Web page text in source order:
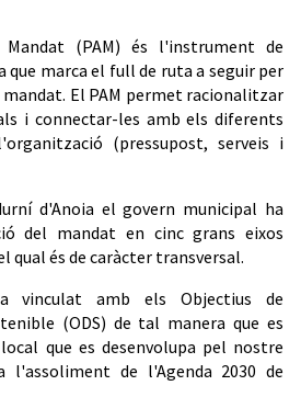
(PAM) és l'instrument de
marca el full de ruta a seguir per
El PAM permet racionalitzar
i connectar-les amb els diferents
(pressupost, serveis i
d'Anoia el govern municipal ha
del mandat en cinc grans eixos
qual és de caràcter transversal.
vinculat amb els Objectius de
(ODS) de tal manera que es
que es desenvolupa pel nostre
l'assoliment de l'Agenda 2030 de